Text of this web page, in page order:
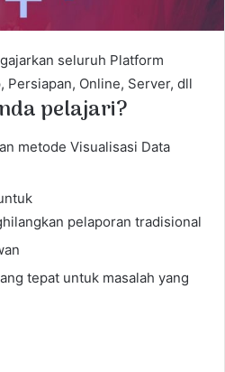
seluruh Platform
Persiapan, Online, Server, dll
pelajari?
metode Visualisasi Data
pelaporan tradisional
tepat untuk masalah yang